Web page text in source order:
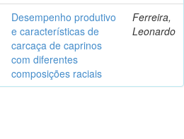
Desempenho produtivo
e características de
carcaça de caprinos
com diferentes
composições raciais
Ferreira,
Leonardo